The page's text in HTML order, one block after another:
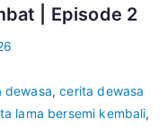
| Episode 2
dewasa,cerita dewasa
lama bersemi kembali,